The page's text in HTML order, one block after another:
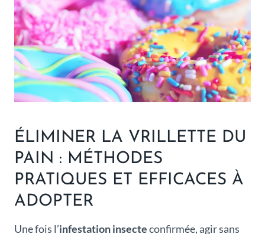
ÉLIMINER LA VRILLETTE DU
PAIN : MÉTHODES
PRATIQUES ET EFFICACES À
ADOPTER
Une fois l’infestation insecteconfirmée, agir sans